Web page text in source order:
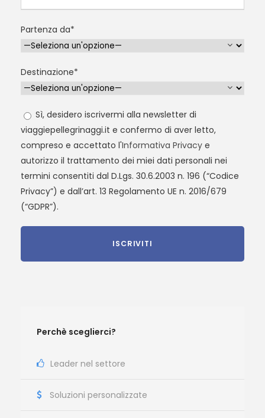
Partenza da*
Destinazione*
Sì, desidero iscrivermi alla newsletter di
viaggiepellegrinaggi.it e confermo di aver letto,
compreso e accettato l'Informativa Privacy e
autorizzo il trattamento dei miei dati personali nei
termini consentiti dal D.Lgs. 30.6.2003 n. 196 (“Codice
Privacy”) e dall’art. 13 Regolamento UE n. 2016/679
(“GDPR”).
Perchè sceglierci?
Leader nel settore
Soluzioni personalizzate